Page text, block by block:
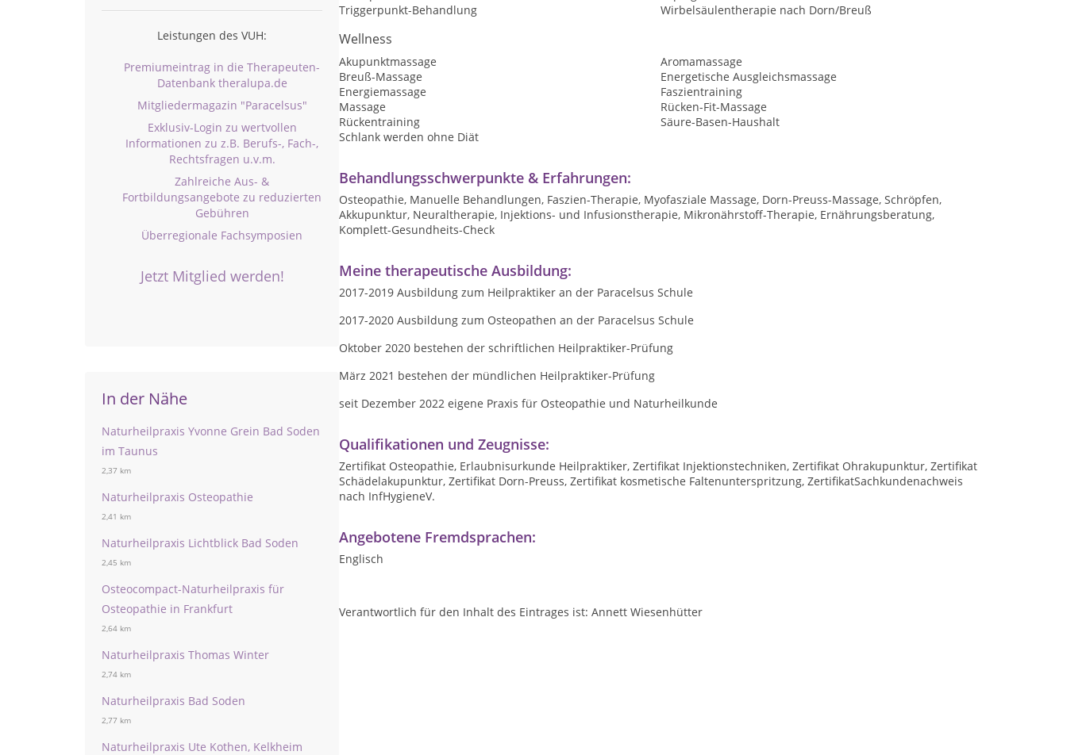
Leistungen des VUH:
Premiumeintrag in die Therapeuten-
Datenbank theralupa.de
Mitgliedermagazin "Paracelsus"
Exklusiv-Login zu wertvollen
Informationen zu z.B. Berufs-, Fach-,
Rechtsfragen u.v.m.
Zahlreiche Aus- &
Fortbildungsangebote zu reduzierten
Gebühren
Überregionale Fachsymposien
Jetzt Mitglied werden!
In der Nähe
Naturheilpraxis Yvonne Grein Bad Soden
im Taunus
2,37 km
Naturheilpraxis Osteopathie
2,41 km
Naturheilpraxis Lichtblick Bad Soden
2,45 km
Osteocompact-Naturheilpraxis für
Osteopathie in Frankfurt
2,64 km
Naturheilpraxis Thomas Winter
2,74 km
Naturheilpraxis Bad Soden
2,77 km
Naturheilpraxis Ute Kothen, Kelkheim
Triggerpunkt-Behandlung
Wirbelsäulentherapie nach Dorn/Breuß
Wellness
Akupunktmassage
Aromamassage
Breuß-Massage
Energetische Ausgleichsmassage
Energiemassage
Faszientraining
Massage
Rücken-Fit-Massage
Rückentraining
Säure-Basen-Haushalt
Schlank werden ohne Diät
Behandlungsschwerpunkte & Erfahrungen:
Osteopathie, Manuelle Behandlungen, Faszien-Therapie, Myofasziale Massage, Dorn-Preuss-Massage, Schröpfen,
Akkupunktur, Neuraltherapie, Injektions- und Infusionstherapie, Mikronährstoff-Therapie, Ernährungsberatung,
Komplett-Gesundheits-Check
Meine therapeutische Ausbildung:
2017-2019 Ausbildung zum Heilpraktiker an der Paracelsus Schule
2017-2020 Ausbildung zum Osteopathen an der Paracelsus Schule
Oktober 2020 bestehen der schriftlichen Heilpraktiker-Prüfung
März 2021 bestehen der mündlichen Heilpraktiker-Prüfung
seit Dezember 2022 eigene Praxis für Osteopathie und Naturheilkunde
Qualifikationen und Zeugnisse:
Zertifikat Osteopathie, Erlaubnisurkunde Heilpraktiker, Zertifikat Injektionstechniken, Zertifikat Ohrakupunktur, Zertifikat
Schädelakupunktur, Zertifikat Dorn-Preuss, Zertifikat kosmetische Faltenunterspritzung, ZertifikatSachkundenachweis
nach InfHygieneV.
Angebotene Fremdsprachen:
Englisch
Verantwortlich für den Inhalt des Eintrages ist: Annett Wiesenhütter